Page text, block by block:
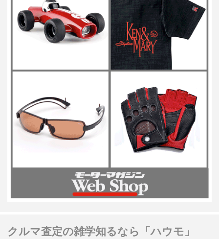
クルマ査定の雑学知るなら「ハウモ」